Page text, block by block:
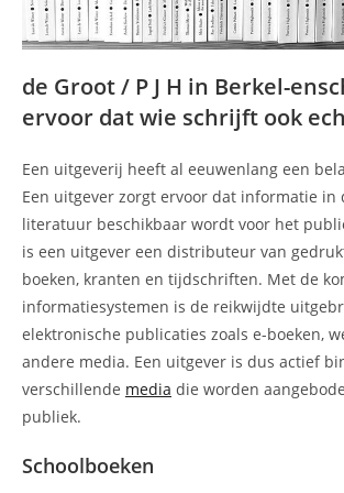
de Groot / P J H in Berkel-
ervoor dat wie schrijft ook
Een uitgeverij heeft al eeuwenlang een
Een uitgever zorgt ervoor dat informatie in
literatuur beschikbaar wordt voor het
is een uitgever een distributeur van
boeken, kranten en tijdschriften. Met de
informatiesystemen is de reikwijdte
elektronische publicaties zoals e-boeken,
andere media. Een uitgever is dus actief
verschillende media die worden
publiek.
Schoolboeken